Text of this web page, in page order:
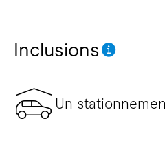
Inclusions
Un